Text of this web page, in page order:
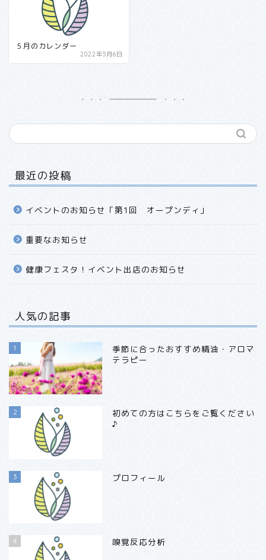
５月のカレンダー
2022年5月6日
最近の投稿
イベントのお知らせ「第1回 オープンディ」
重要なお知らせ
健康フェスタ！イベント出店のお知らせ
人気の記事
1
季節に合ったおすすめ精油・アロマ
テラピー
2
初めての方はこちらをご覧ください
♪
3 プロフィール
4 嗅覚反応分析